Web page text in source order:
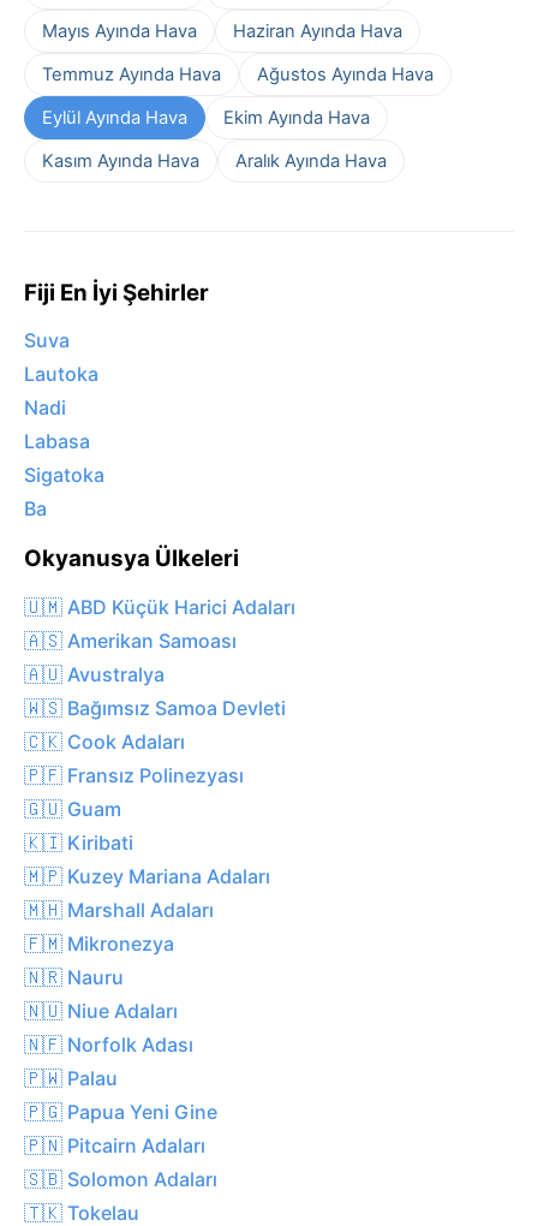
Mayıs Ayında Hava
Haziran Ayında Hava
Temmuz Ayında Hava
Ağustos Ayında Hava
Eylül Ayında Hava
Ekim Ayında Hava
Kasım Ayında Hava
Aralık Ayında Hava
Fiji En İyi Şehirler
Suva
Lautoka
Nadi
Labasa
Sigatoka
Ba
Okyanusya Ülkeleri
🇺🇲 ABD Küçük Harici Adaları
🇦🇸 Amerikan Samoası
🇦🇺 Avustralya
🇼🇸 Bağımsız Samoa Devleti
🇨🇰 Cook Adaları
🇵🇫 Fransız Polinezyası
🇬🇺 Guam
🇰🇮 Kiribati
🇲🇵 Kuzey Mariana Adaları
🇲🇭 Marshall Adaları
🇫🇲 Mikronezya
🇳🇷 Nauru
🇳🇺 Niue Adaları
🇳🇫 Norfolk Adası
🇵🇼 Palau
🇵🇬 Papua Yeni Gine
🇵🇳 Pitcairn Adaları
🇸🇧 Solomon Adaları
🇹🇰 Tokelau